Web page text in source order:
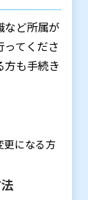
など所属が
てくださ
方も手続き
更になる方